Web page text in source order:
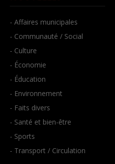
- Affaires municipales
- Communauté / Social
- Culture
- Économie
- Éducation
- Environnement
- Faits divers
- Santé et bien-être
- Sports
- Transport / Circulation